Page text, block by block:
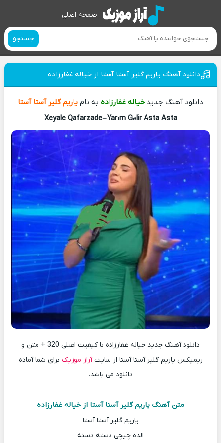
صفحه اصلی
جستجو
دانلود آهنگ یاریم گلیر آستا آستا از خیاله غفارزاده
دانلود آهنگ جدیدخیاله غفارزاده به نام یاریم گلیر آستا آستا
Xeyale Qafarzade–Yarım Gəlir Asta Asta
دانلود آهنگ جدید خیاله غفارزاده با کیفیت اصلی 320 + متن و
ریمیکس یاریم گلیر آستا آستا از سایتآراز موزیک برای شما آماده
دانلود می باشد.
متن آهنگ یاریم گلیر آستا آستا از خیاله غفارزاده
یاریم گلیر آستا آستا
الده چیچی دسته دسته